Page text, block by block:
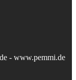
- www.pemmi.de